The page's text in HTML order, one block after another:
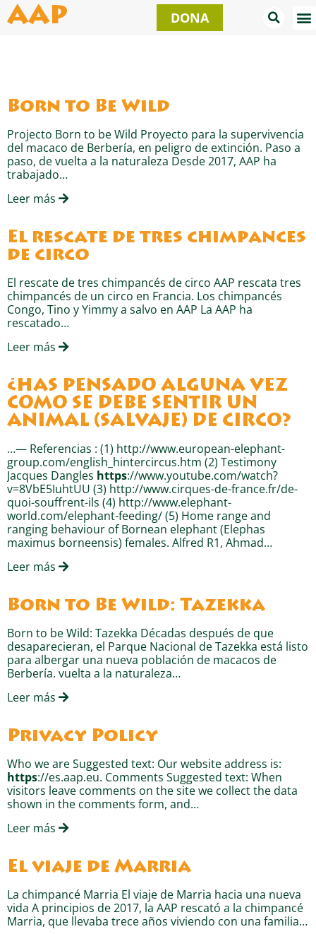
alAAP DONA
Born to Be Wild
Projecto Born to be Wild Proyecto para la supervivencia
del macaco de Berbería, en peligro de extinción. Paso a
paso, de vuelta a la naturaleza Desde 2017, AAP ha
trabajado…
Leer más
El rescate de tres chimpancés
de circo
El rescate de tres chimpancés de circo AAP rescata tres
chimpancés de un circo en Francia. Los chimpancés
Congo, Tino y Yimmy a salvo en AAP La AAP ha
rescatado…
Leer más
¿HAS PENSADO ALGUNA VEZ
COMO SE DEBE SENTIR UN
ANIMAL (SALVAJE) DE CIRCO?
…— Referencias : (1) http://www.european-elephant-
group.com/english_hintercircus.htm (2) Testimony
Jacques Dangles https://www.youtube.com/watch?
v=8VbE5IuhtUU (3) http://www.cirques-de-france.fr/de-
quoi-souffrent-ils (4) http://www.elephant-
world.com/elephant-feeding/ (5) Home range and
ranging behaviour of Bornean elephant (Elephas
maximus borneensis) females. Alfred R1, Ahmad…
Leer más
Born to Be Wild: Tazekka
Born to be Wild: Tazekka Décadas después de que
desaparecieran, el Parque Nacional de Tazekka está listo
para albergar una nueva población de macacos de
Berbería. vuelta a la naturaleza…
Leer más
Privacy Policy
Who we are Suggested text: Our website address is:
https://es.aap.eu. Comments Suggested text: When
visitors leave comments on the site we collect the data
shown in the comments form, and…
Leer más
El viaje de Marria
La chimpancé Marria El viaje de Marria hacia una nueva
vida A principios de 2017, la AAP rescató a la chimpancé
Marria, que llevaba trece años viviendo con una familia…
Página
Página
Página